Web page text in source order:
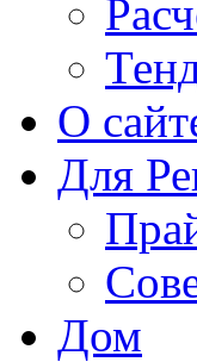
О
Для
Дом